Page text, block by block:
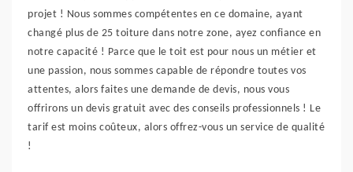
projet ! Nous sommes compétentes en ce domaine, ayant
changé plus de 25 toiture dans notre zone, ayez confiance en
notre capacité ! Parce que le toit est pour nous un métier et
une passion, nous sommes capable de répondre toutes vos
attentes, alors faites une demande de devis, nous vous
offrirons un devis gratuit avec des conseils professionnels ! Le
tarif est moins coûteux, alors offrez-vous un service de qualité
!